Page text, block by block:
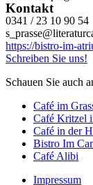
Kontakt
0341 / 23 10 90 54
https://bistro-im-
Schreiben Sie uns!
Schauen Sie auch
Café im
Café Kritzel
Café in der
Bistro Im
Café Alibi
Impressum